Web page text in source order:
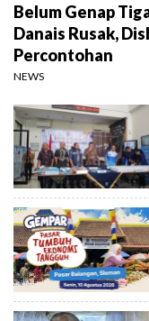
Belum Genap
Danais Rusak,
Percontohan
NEWS